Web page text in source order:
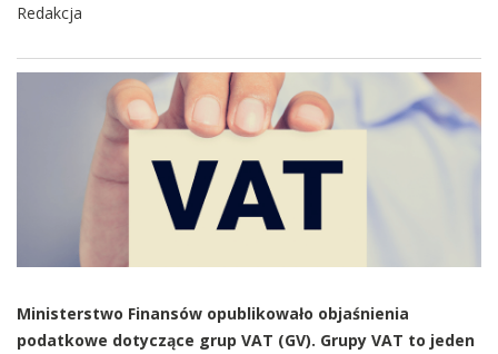
Redakcja
Ministerstwo Finansów opublikowało objaśnienia
podatkowe dotyczące grup VAT (GV). Grupy VAT to jeden